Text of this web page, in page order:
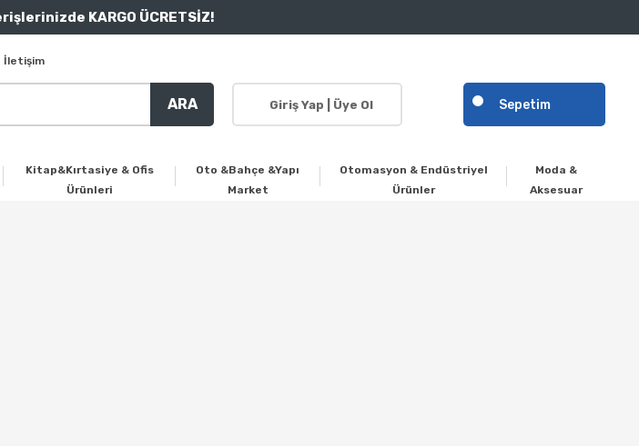
KARGO ÜCRETSİZ!
İletişim
ARA Giriş Yap | Üye Ol Sepetim
Kitap&Kırtasiye & Ofis
Ürünleri
Oto &Bahçe &Yapı
Market
Otomasyon & Endüstriyel
Ürünler
Moda &
Aksesuar